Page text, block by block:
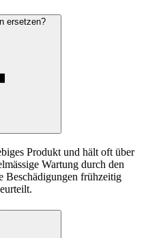
ersetzen?
Produkt und hält oft über
Wartung durch den
Beschädigungen frühzeitig